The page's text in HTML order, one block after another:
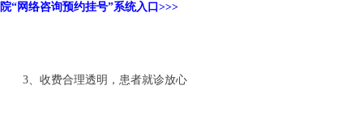
院“网络咨询预约挂号”系统入口>>>
3、收费合理透明，患者就诊放心